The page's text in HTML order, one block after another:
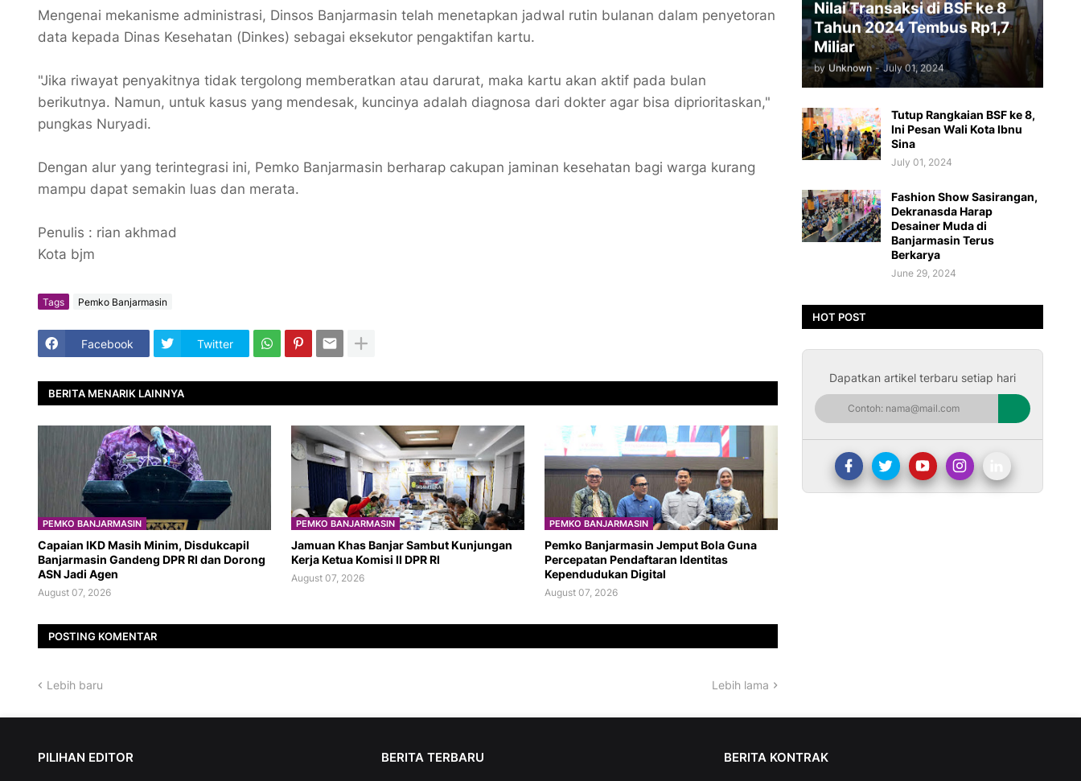
​Mengenai mekanisme administrasi, Dinsos Banjarmasin telah menetapkan jadwal rutin bulanan dalam penyetoran
data kepada Dinas Kesehatan (Dinkes) sebagai eksekutor pengaktifan kartu.
​"Jika riwayat penyakitnya tidak tergolong memberatkan atau darurat, maka kartu akan aktif pada bulan
berikutnya. Namun, untuk kasus yang mendesak, kuncinya adalah diagnosa dari dokter agar bisa diprioritaskan,"
pungkas Nuryadi.
Dengan alur yang terintegrasi ini, Pemko Banjarmasin berharap cakupan jaminan kesehatan bagi warga kurang
mampu dapat semakin luas dan merata.
Penulis : rian akhmad
Kota bjm
Tags Pemko Banjarmasin
Facebook Twitter
BERITA MENARIK LAINNYA
PEMKO BANJARMASIN
Capaian IKD Masih Minim, Disdukcapil
Banjarmasin Gandeng DPR RI dan Dorong
ASN Jadi Agen
August 07, 2026
PEMKO BANJARMASIN
Jamuan Khas Banjar Sambut Kunjungan
Kerja Ketua Komisi II DPR RI
August 07, 2026
PEMKO BANJARMASIN
Pemko Banjarmasin Jemput Bola Guna
Percepatan Pendaftaran Identitas
Kependudukan Digital
August 07, 2026
POSTING KOMENTAR
Lebih baru Lebih lama
Nilai Transaksi di BSF ke 8
Tahun 2024 Tembus Rp1,7
Miliar
by Unknown - July 01, 2024
Tutup Rangkaian BSF ke 8,
Ini Pesan Wali Kota Ibnu
Sina
July 01, 2024
Fashion Show Sasirangan,
Dekranasda Harap
Desainer Muda di
Banjarmasin Terus
Berkarya
June 29, 2024
HOT POST
Dapatkan artikel terbaru setiap hari
PILIHAN EDITOR BERITA TERBARU BERITA KONTRAK